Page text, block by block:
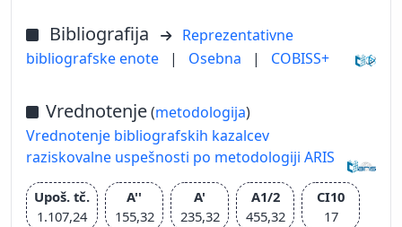
Bibliografija
Reprezentativne
bibliografske enote
| Osebna | COBISS+
Vrednotenje(metodologija)
Vrednotenje bibliografskih kazalcev
raziskovalne uspešnosti po metodologiji ARIS
Upoš. tč.
1.107,24
A''
155,32
A'
235,32
A1/2
455,32
CI10
17